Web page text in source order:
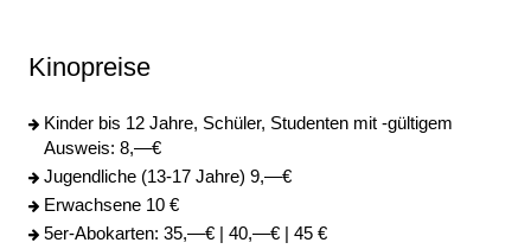
Kinopreise
Kinder bis 12 Jahre, Schüler, Studenten mit -gültigem
Ausweis: 8,—€
Jugendliche (13-17 Jahre) 9,—€
Erwachsene 10 €
5er-Abokarten: 35,—€ | 40,—€ | 45 €